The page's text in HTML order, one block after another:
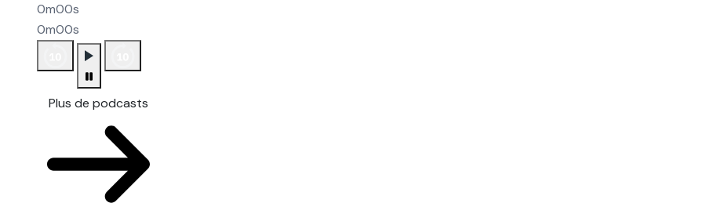
0m00s
0m00s
Plus de podcasts